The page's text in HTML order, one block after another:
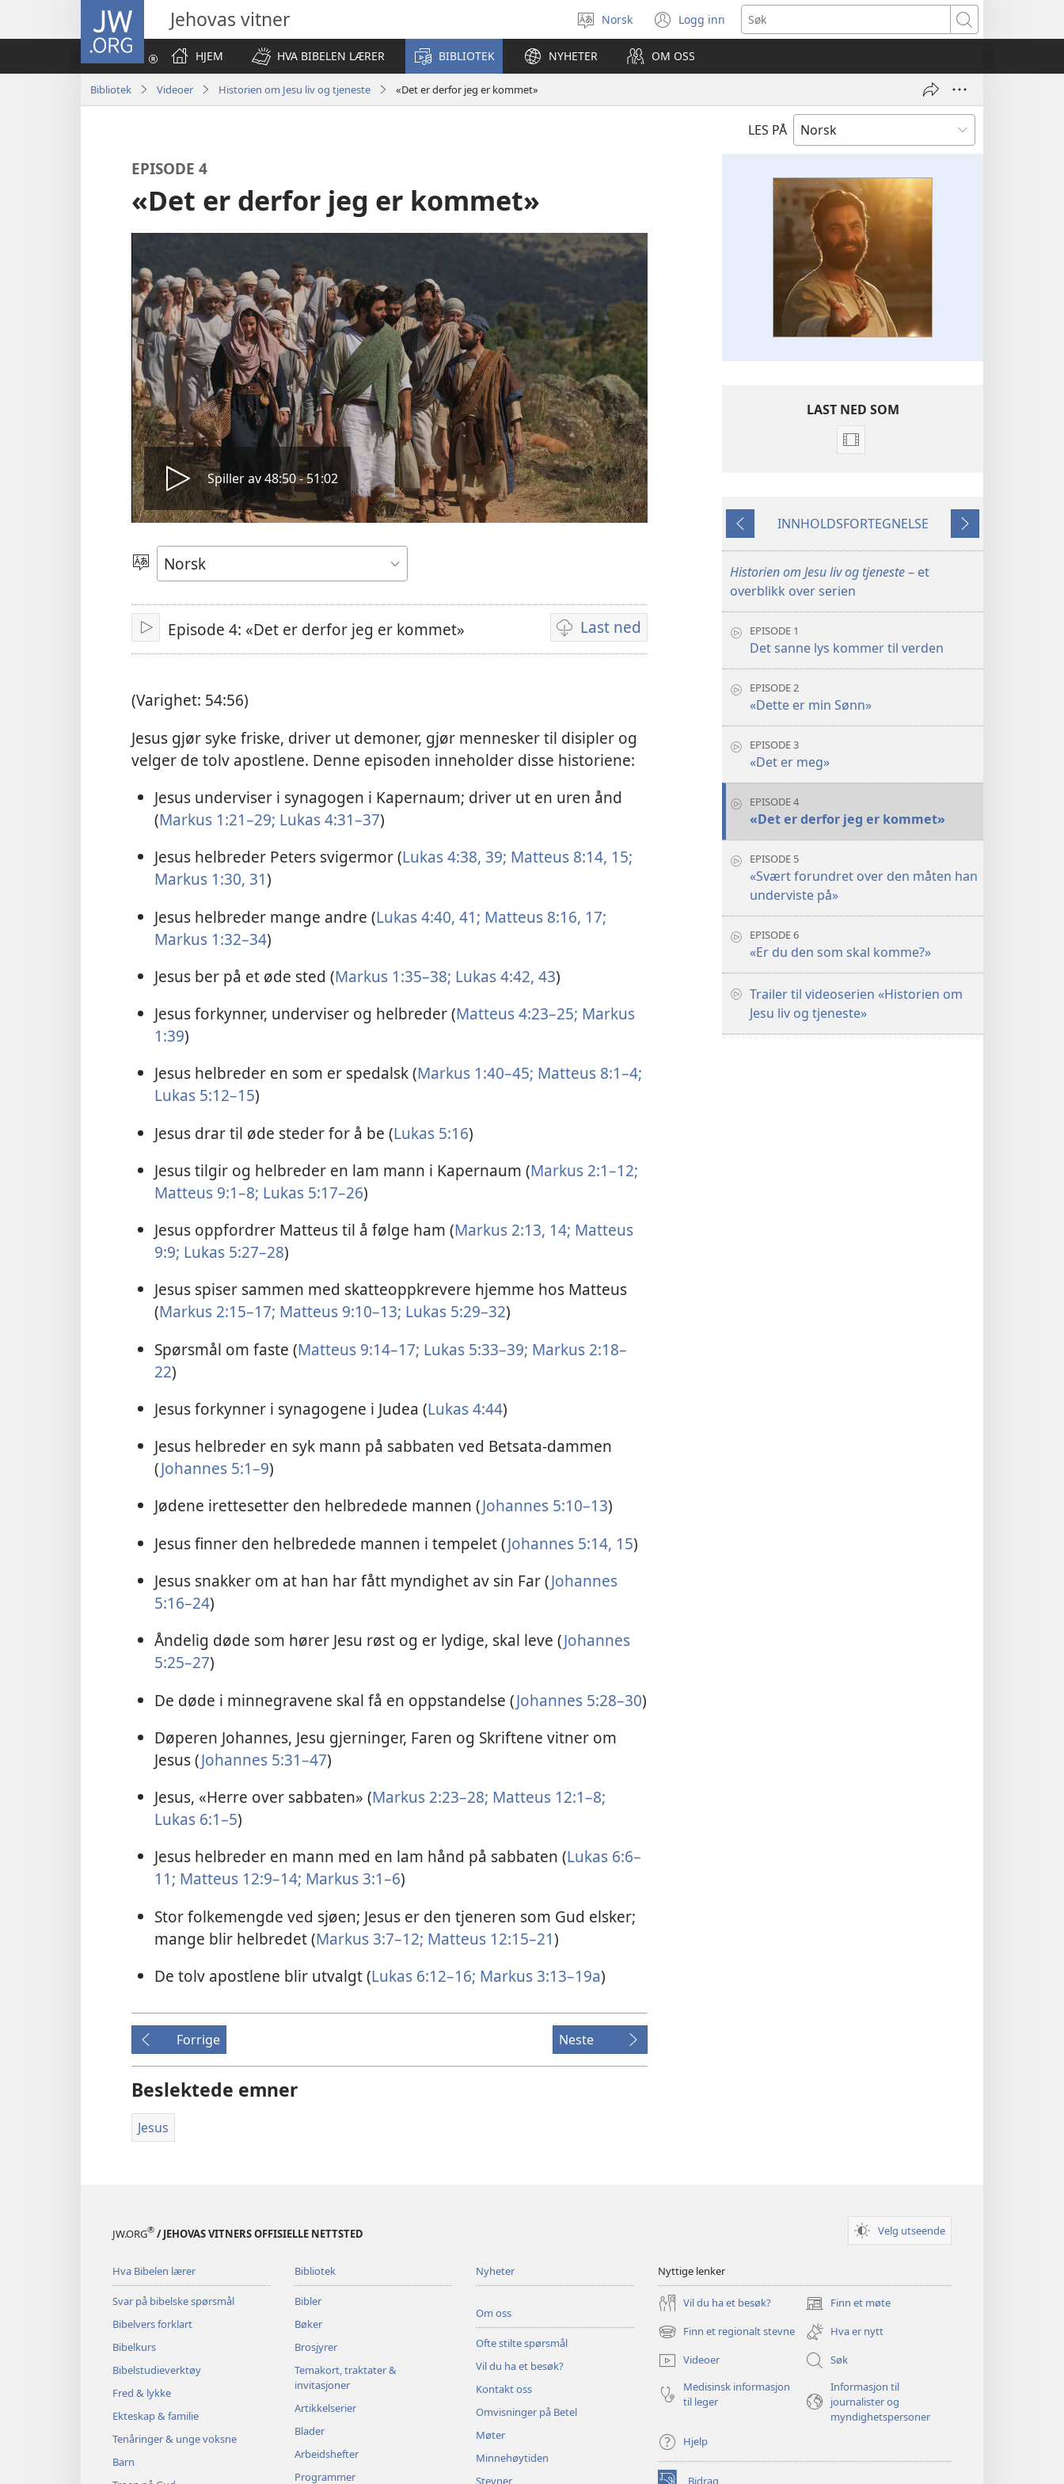
JW.ORG Jehovas vitner
Velg
språk
Norsk Logg inn
(åpner
nytt
vindu)
Søk
HJEM
HVA BIBELEN LÆRER BIBLIOTEK NYHETER OM OSS
Bibliotek Videoer Historien om Jesu liv og tjeneste «Det er derfor jeg er kommet»
LES PÅ
EPISODE 4
«Det er derfor jeg er kommet»
Spill
video
Spiller av 48:50 - 51:02
Velg
språk
Spill
av
Episode 4: «Det er derfor jeg er kommet» Last ned
Nedlastingsalternativer
for
(Varighet: 54:56)
Jesus gjør syke friske, driver ut demoner, gjør mennesker til disipler og
velger de tolv apostlene. Denne episoden inneholder disse historiene:
Jesus underviser i synagogen i Kapernaum; driver ut en uren ånd
(Markus 1:21–29; Lukas 4:31–37)
Jesus helbreder Peters svigermor (Lukas 4:38, 39; Matteus 8:14, 15;
Markus 1:30, 31)
Jesus helbreder mange andre (Lukas 4:40, 41; Matteus 8:16, 17;
Markus 1:32–34)
Jesus ber på et øde sted (Markus 1:35–38; Lukas 4:42, 43)
Jesus forkynner, underviser og helbreder (Matteus 4:23–25; Markus
1:39)
Jesus helbreder en som er spedalsk (Markus 1:40–45; Matteus 8:1–4;
Lukas 5:12–15)
Jesus drar til øde steder for å be (Lukas 5:16)
Jesus tilgir og helbreder en lam mann i Kapernaum (Markus 2:1–12;
Matteus 9:1–8; Lukas 5:17–26)
Jesus oppfordrer Matteus til å følge ham (Markus 2:13, 14; Matteus
9:9; Lukas 5:27–28)
Jesus spiser sammen med skatteoppkrevere hjemme hos Matteus
(Markus 2:15–17; Matteus 9:10–13; Lukas 5:29–32)
Spørsmål om faste (Matteus 9:14–17; Lukas 5:33–39; Markus 2:18–
22)
Jesus forkynner i synagogene i Judea (Lukas 4:44)
Jesus helbreder en syk mann på sabbaten ved Betsata-dammen
(Johannes 5:1–9)
Jødene irettesetter den helbredede mannen (Johannes 5:10–13)
Jesus finner den helbredede mannen i tempelet (Johannes 5:14, 15)
Jesus snakker om at han har fått myndighet av sin Far (Johannes
5:16–24)
Åndelig døde som hører Jesu røst og er lydige, skal leve (Johannes
5:25–27)
De døde i minnegravene skal få en oppstandelse (Johannes 5:28–30)
Døperen Johannes, Jesu gjerninger, Faren og Skriftene vitner om
Jesus (Johannes 5:31–47)
Jesus, «Herre over sabbaten» (Markus 2:23–28; Matteus 12:1–8;
Lukas 6:1–5)
Jesus helbreder en mann med en lam hånd på sabbaten (Lukas 6:6–
11; Matteus 12:9–14; Markus 3:1–6)
Stor folkemengde ved sjøen; Jesus er den tjeneren som Gud elsker;
mange blir helbredet (Markus 3:7–12; Matteus 12:15–21)
De tolv apostlene blir utvalgt (Lukas 6:12–16; Markus 3:13–19a)
Forrige Neste
Beslektede emner
Jesus
LAST NED SOM
Nedlastingsalternativer
om
og
tjeneste
Forrige
INNHOLDSFORTEGNELSE
Neste
Historien om Jesu liv og tjeneste– et
overblikk over serien
EPISODE 1
Det sanne lys kommer til verden
EPISODE 2
«Dette er min Sønn»
EPISODE 3
«Det er meg»
EPISODE 4
«Det er derfor jeg er kommet»
EPISODE 5
«Svært forundret over den måten han
underviste på»
EPISODE 6
«Er du den som skal komme?»
Trailer til videoserien «Historien om
Jesu liv og tjeneste»
JW.ORG® / JEHOVAS VITNERS OFFISIELLE NETTSTED Velg utseende
Hva Bibelen lærer
Svar på bibelske spørsmål
Bibelvers forklart
Bibelkurs
Bibelstudieverktøy
Fred & lykke
Ekteskap & familie
Tenåringer & unge voksne
Barn
Bibliotek
Bibler
Bøker
Brosjyrer
Temakort, traktater &
invitasjoner
Artikkelserier
Blader
Arbeidshefter
Programmer
Nyheter
Om oss
Ofte stilte spørsmål
Vil du ha et besøk?
Kontakt oss
Omvisninger på Betel
Møter
Minnehøytiden
Stevner
Nyttige lenker
Vil du ha et besøk? Finn et møte
(åpner
nytt
vindu)
Finn et regionalt stevne
(åpner
nytt
vindu)
Hva er nytt
Videoer
Søk
Medisinsk informasjon
til leger
Informasjon til
journalister og
myndighetspersoner
Hjelp
Bidrag